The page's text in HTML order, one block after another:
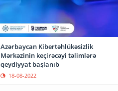
Azərbaycan Kibertəhlükəsizlik
Mərkəzinin keçirəcəyi təlimlərə
qeydiyyat başlanıb
18-08-2022